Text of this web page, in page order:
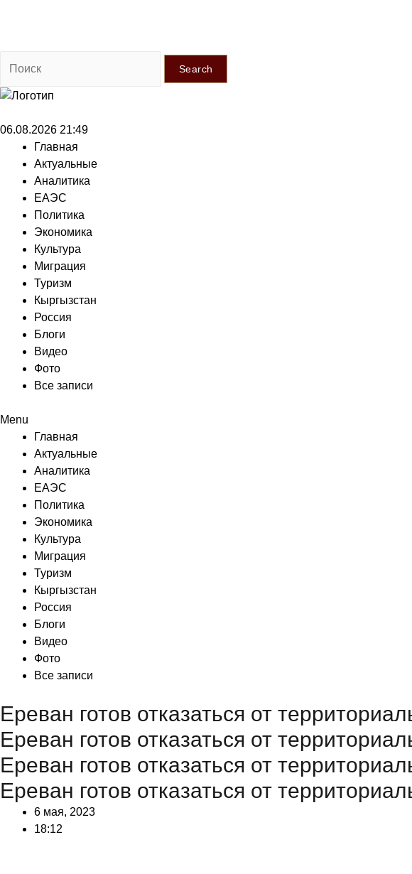
Search
06.08.2026 21:49
Главная
Актуальные
Аналитика
ЕАЭС
Политика
Экономика
Культура
Миграция
Туризм
Кыргызстан
Россия
Блоги
Видео
Фото
Все записи
Menu
Главная
Актуальные
Аналитика
ЕАЭС
Политика
Экономика
Культура
Миграция
Туризм
Кыргызстан
Россия
Блоги
Видео
Фото
Все записи
Ереван готов отказаться от
Ереван готов отказаться от
Ереван готов отказаться от
Ереван готов отказаться от
6 мая, 2023
18:12